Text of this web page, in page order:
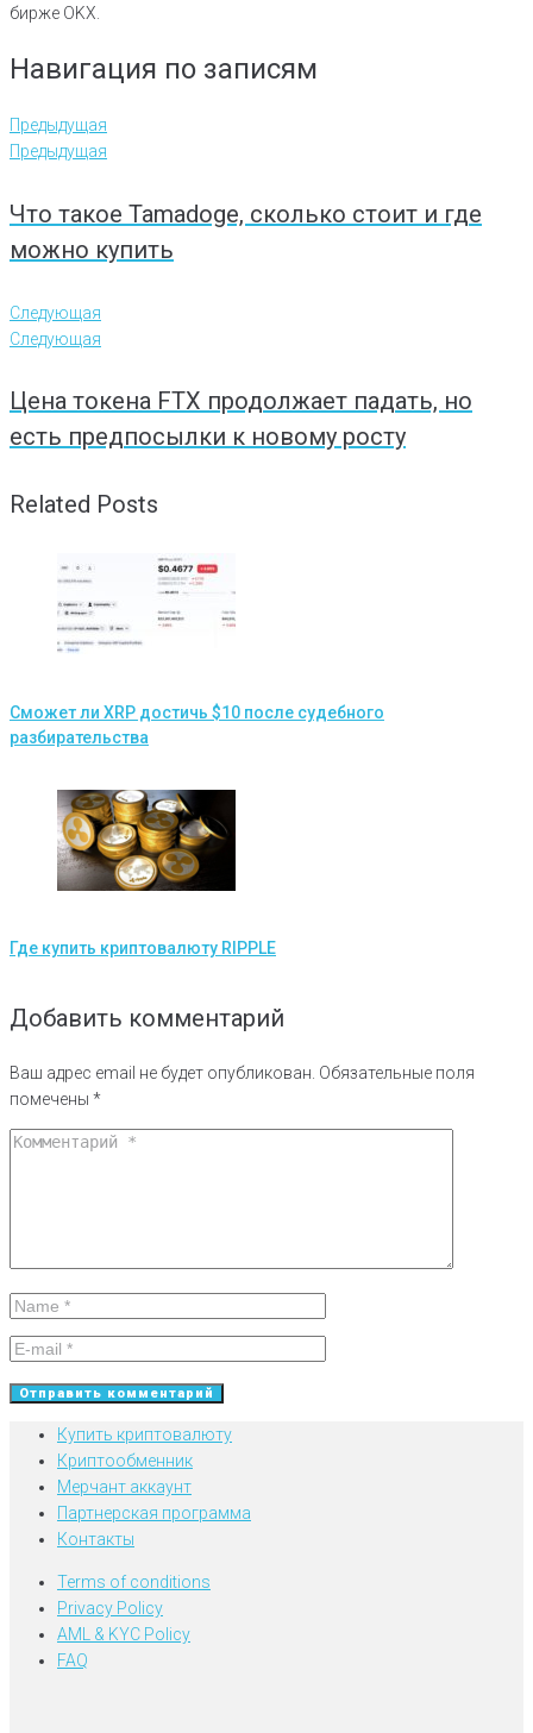
бирже OKX.
Навигация по записям
Предыдущая
Предыдущая
Что такое Tamadoge, сколько стоит и где
можно купить
Следующая
Следующая
Цена токена FTX продолжает падать, но
есть предпосылки к новому росту
Related Posts
Сможет ли XRP достичь $10 после судебного
разбирательства
Где купить криптовалюту RIPPLE
Добавить комментарий
Ваш адрес email не будет опубликован. Обязательные поля
помечены *
Купить криптовалюту
Криптообменник
Мерчант аккаунт
Партнерская программа
Контакты
Terms of conditions
Privacy Policy
AML & KYC Policy
FAQ